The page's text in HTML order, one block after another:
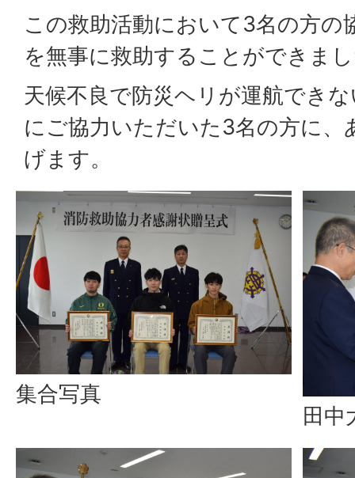
この救助活動において3名の方の
を無事に救助することができま
天候不良で防災ヘリが運航でき
にご協力いただいた3名の方に、
げます。
集合写真
田中